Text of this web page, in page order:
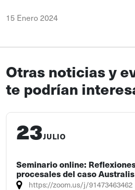
15 Enero 2024
Otras noticias y
te podrían
23JULIO
Seminario online:
procesales del caso Australis
https://zoom.us/j/91473463462